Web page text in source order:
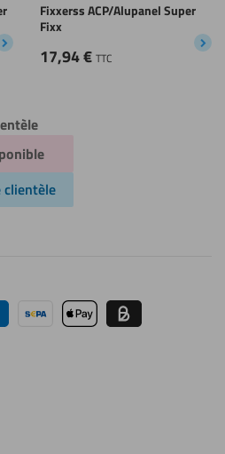
Fixxerss ACP/Alupanel Super
Fixx
17,94€ TTC
clientèle